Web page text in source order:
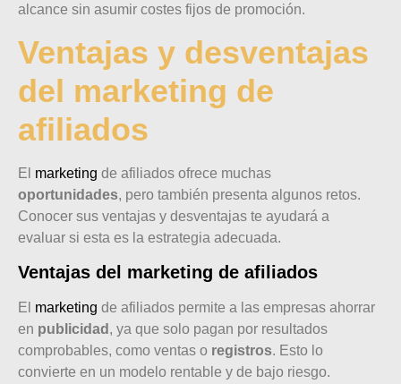
alcance sin asumir costes fijos de promoción.
Ventajas y desventajas
del marketing de
afiliados
El marketing de afiliados ofrece muchas
oportunidades, pero también presenta algunos retos.
Conocer sus ventajas y desventajas te ayudará a
evaluar si esta es la estrategia adecuada.
Ventajas del marketing de afiliados
El marketing de afiliados permite a las empresas ahorrar
en publicidad , ya que solo pagan por resultados
comprobables, como ventas o registros. Esto lo
convierte en un modelo rentable y de bajo riesgo.